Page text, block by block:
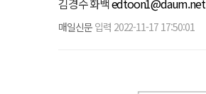
김경수 화백edtoon1@daum.net
매일신문 입력 2022-11-17 17:50:01